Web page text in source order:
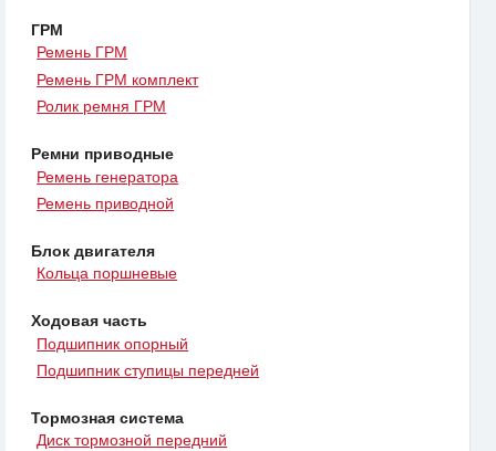
ГРМ
Ремень ГРМ
Ремень ГРМ комплект
Ролик ремня ГРМ
Ремни приводные
Ремень генератора
Ремень приводной
Блок двигателя
Кольца поршневые
Ходовая часть
Подшипник опорный
Подшипник ступицы передней
Тормозная система
Диск тормозной передний